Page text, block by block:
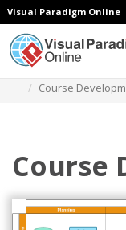
Visual Paradigm Online
Course
Course